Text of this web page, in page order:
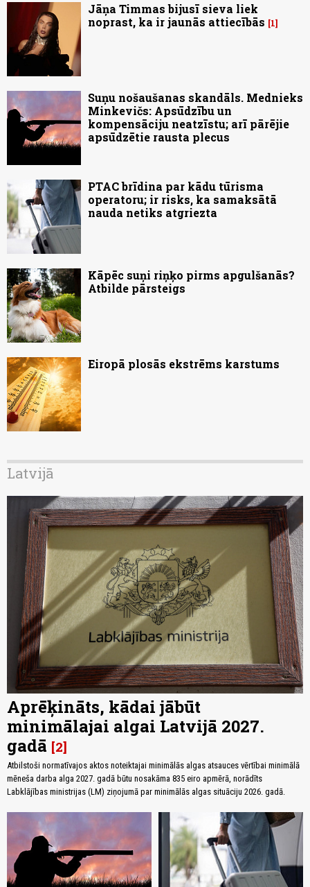
Jāņa Timmas bijusī sieva liek
noprast, ka ir jaunās attiecībās
1
Suņu nošaušanas skandāls. Mednieks
Minkevičs: Apsūdzību un
kompensāciju neatzīstu; arī pārējie
apsūdzētie rausta plecus
PTAC brīdina par kādu tūrisma
operatoru; ir risks, ka samaksātā
nauda netiks atgriezta
Kāpēc suņi riņķo pirms apgulšanās?
Atbilde pārsteigs
Eiropā plosās ekstrēms karstums
Latvijā
Aprēķināts, kādai jābūt
minimālajai algai Latvijā 2027.
gadā 2
Atbilstoši normatīvajos aktos noteiktajai minimālās algas atsauces vērtībai minimālā
mēneša darba alga 2027. gadā būtu nosakāma 835 eiro apmērā, norādīts
Labklājības ministrijas (LM) ziņojumā par minimālās algas situāciju 2026. gadā.